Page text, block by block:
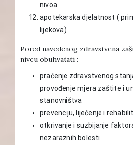
nivoa
apotekarska djelatnost (
lijekova)
Pored navedenog zdravstvena
nivou obuhvatati :
praćenje zdravstvenog
provođenje mjera zaštite i
stanovništva
prevenciju, liječenje i
otkrivanje i suzbijanje
nezaraznih bolesti